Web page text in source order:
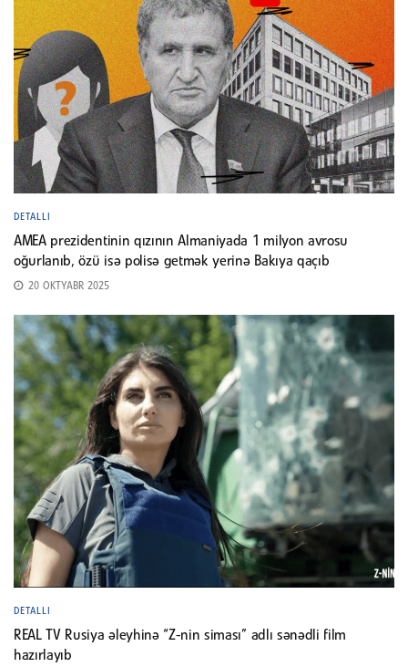
DETALLI
AMEA prezidentinin qızının Almaniyada 1 milyon avrosu
oğurlanıb, özü isə polisə getmək yerinə Bakıya qaçıb
20 OKTYABR 2025
DETALLI
REAL TV Rusiya əleyhinə “Z-nin siması” adlı sənədli film
hazırlayıb